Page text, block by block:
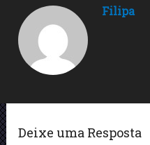
Filipa
Deixe uma Resposta